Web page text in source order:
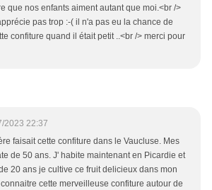
que nos enfants aiment autant que moi.<br />
pas trop :-( il n'a pas eu la chance de
confiture quand il était petit ..<br /> merci pour
2023 22:37
faisait cette confiture dans le Vaucluse. Mes
de 50 ans. J' habite maintenant en Picardie et
20 ans je cultive ce fruit delicieux dans mon
cette merveilleuse confiture autour de